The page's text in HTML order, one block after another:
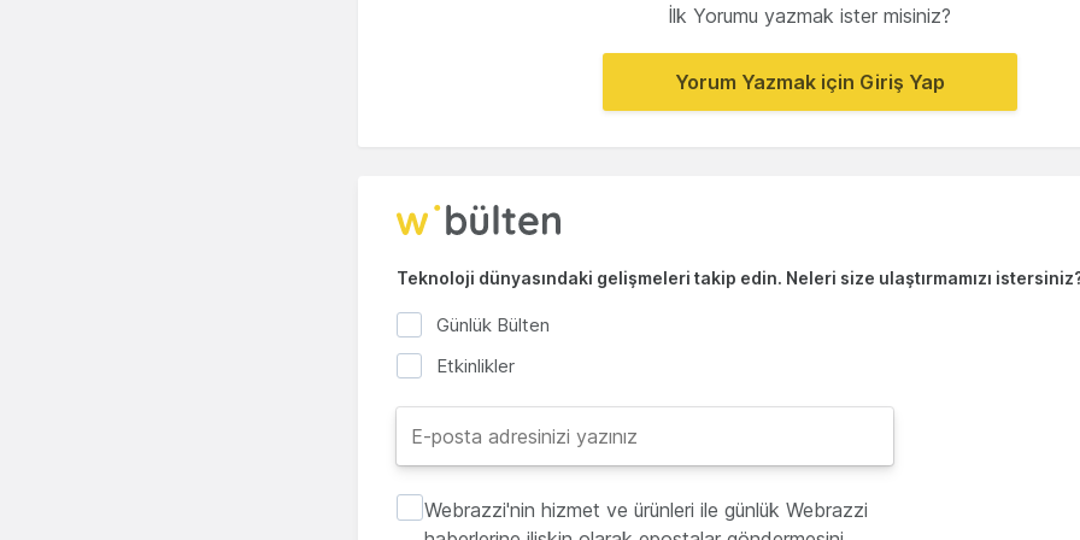
İlk Yorumu yazmak ister misiniz?
Yorum Yazmak için Giriş Yap
Teknoloji dünyasındaki gelişmeleri takip edin. Neleri size ulaştırmamızı
Günlük Bülten
Etkinlikler
Webrazzi'nin hizmet ve ürünleri ile günlük Webrazzi